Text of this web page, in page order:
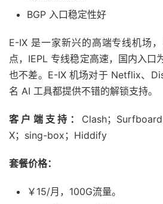
BGP 入口稳定性好
E-IX 是一家新兴的高端专线机场
点，IEPL 专线稳定高速，国内入口
也不差。E-IX 机场对于 Netflix、
名 AI 工具都提供不错的解锁支持。
客户端支持： Clash；
X；sing-box；Hiddify
套餐价格：
￥15/月，100G流量。